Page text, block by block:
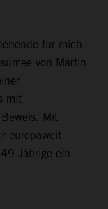
für mich
von Martin
mit
Mit
europaweit
Jährige ein